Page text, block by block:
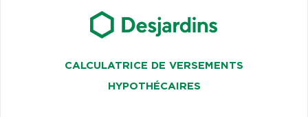
CALCULATRICE DE VERSEMENTS
HYPOTHÉCAIRES